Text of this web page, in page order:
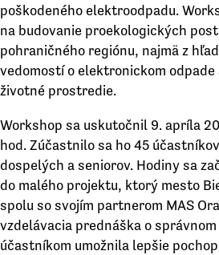
poškodeného elektroodpadu.
na budovanie proekologických
pohraničného regiónu, najmä z
vedomostí o elektronickom odpade
životné prostredie.
Workshop sa uskutočnil 9. apríla
hod. Zúčastnilo sa ho 45
dospelých a seniorov. Hodiny sa
do malého projektu, ktorý mesto
spolu so svojím partnerom MAS
vzdelávacia prednáška o
účastníkom umožnila lepšie